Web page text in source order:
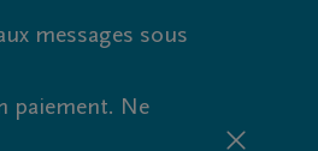
messages sous
paiement. Ne